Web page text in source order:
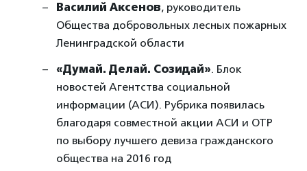
Василий Аксенов, руководитель
Общества добровольных лесных пожарных
Ленинградской области
«Думай. Делай. Созидай». Блок
новостей Агентства социальной
информации (АСИ). Рубрика появилась
благодаря совместной акции АСИ и ОТР
по выбору лучшего девиза гражданского
общества на 2016 год